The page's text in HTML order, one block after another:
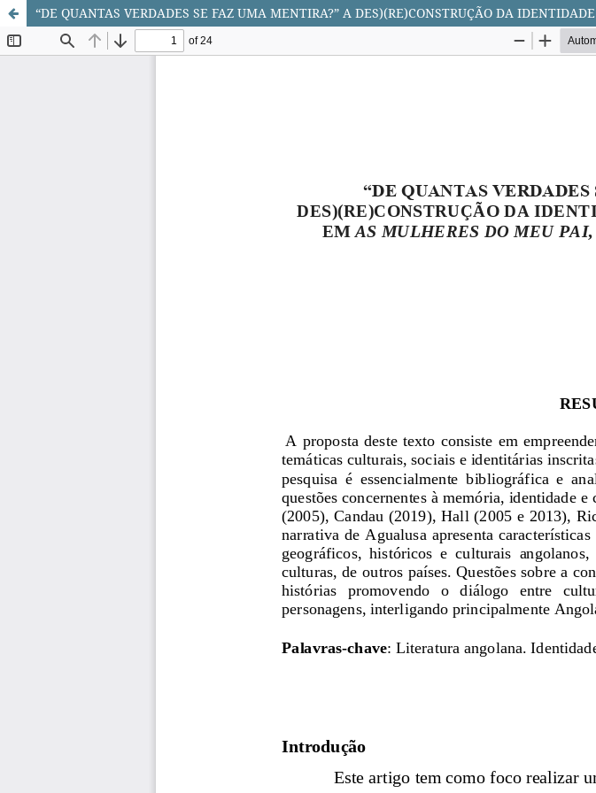
“DE QUANTAS VERDADES SE FAZ UMA MENTIRA?” A DES)(RE)CONSTRUÇÃO DA